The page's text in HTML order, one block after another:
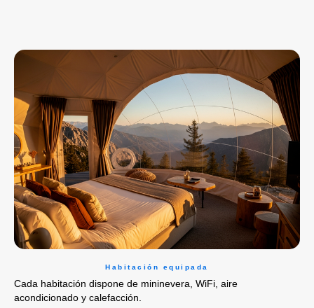
Habitación equipada
Cada habitación dispone de mininevera, WiFi, aire
acondicionado y calefacción.